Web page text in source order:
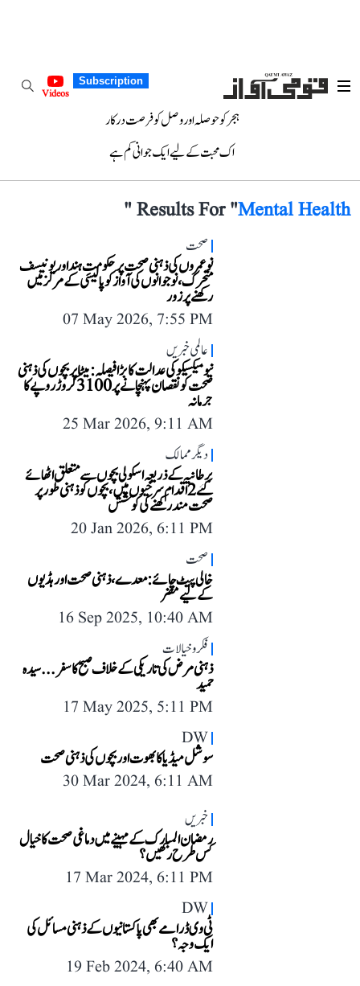
Subscription
Videos
ہجر کو حوصلہ اور وصل کو فرصت درکار
اک محبت کے لیے ایک جوانی کم ہے
Results For "Mental Health
"
صحت
نوعمروں کی ذہنی صحت پر حکومتِ ہند اور یونیسف
متحرک، نوجوانوں کی آواز کو پالیسی کے مرکز میں
رکھنے پر زور
07 May 2026, 7:55 PM
عالمی خبریں
نیو میکسیکو کی عدالت کا بڑا فیصلہ: میٹا پر بچوں کی ذہنی
صحت کو نقصان پہنچانے پر 3100 کروڑ روپے کا
جرمانہ
25 Mar 2026, 9:11 AM
دیگر ممالک
برطانیہ کے ذریعہ اسکولی بچوں سے متعلق اٹھائے
گئے 2 اقدام سرخیوں میں، بچوں کو ذہنی طور پر
صحت مند رکھنے کی کوشش
20 Jan 2026, 6:11 PM
صحت
خالی پیٹ چائے: معدے، ذہنی صحت اور ہڈیوں
کے لیے مضر
16 Sep 2025, 10:40 AM
فکر و خیالات
ذہنی مرض کی تاریکی کے خلاف صبح کا سفر... سیدہ
حمید
17 May 2025, 5:11 PM
DW
سوشل میڈیا کا بھوت اور بچوں کی ذہنی صحت
30 Mar 2024, 6:11 AM
خبریں
رمضان المبارک کے مہینے میں دماغی صحت کا خیال
کس طرح رکھیں؟
17 Mar 2024, 6:11 PM
DW
ٹی وی ڈرامے بھی پاکستانیوں کے ذہنی مسائل کی
ایک وجہ؟
19 Feb 2024, 6:40 AM